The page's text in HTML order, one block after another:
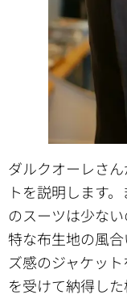
ダルクオーレさ
トを説明します
のスーツは少な
特な布生地の風
ズ感のジャケッ
を受けて納得した